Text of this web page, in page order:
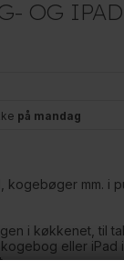
OG
på mandag
kogebøger mm. i
i køkkenet, til
eller iPad